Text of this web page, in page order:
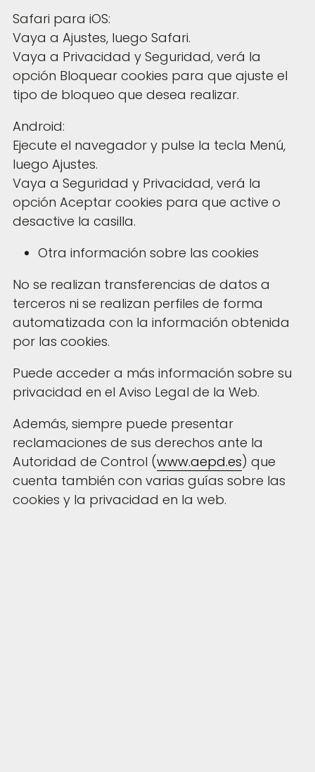
Safari para iOS:
Vaya a Ajustes, luego Safari.
Vaya a Privacidad y Seguridad, verá la
opción Bloquear cookies para que ajuste el
tipo de bloqueo que desea realizar.
Android:
Ejecute el navegador y pulse la tecla Menú,
luego Ajustes.
Vaya a Seguridad y Privacidad, verá la
opción Aceptar cookies para que active o
desactive la casilla.
Otra información sobre las cookies
No se realizan transferencias de datos a
terceros ni se realizan perfiles de forma
automatizada con la información obtenida
por las cookies.
Puede acceder a más información sobre su
privacidad en el Aviso Legal de la Web.
Además, siempre puede presentar
reclamaciones de sus derechos ante la
Autoridad de Control (www.aepd.es) que
cuenta también con varias guías sobre las
cookies y la privacidad en la web.